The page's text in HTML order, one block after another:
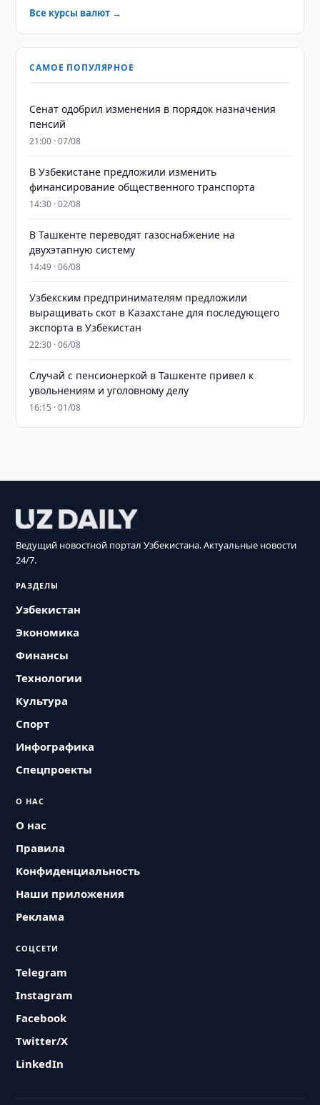
Все курсы валют →
САМОЕ ПОПУЛЯРНОЕ
Сенат одобрил изменения в порядок назначения
пенсий
21:00 · 07/08
В Узбекистане предложили изменить
финансирование общественного транспорта
14:30 · 02/08
В Ташкенте переводят газоснабжение на
двухэтапную систему
14:49 · 06/08
Узбекским предпринимателям предложили
выращивать скот в Казахстане для последующего
экспорта в Узбекистан
22:30 · 06/08
Случай с пенсионеркой в Ташкенте привел к
увольнениям и уголовному делу
16:15 · 01/08
Ведущий новостной портал Узбекистана. Актуальные новости
24/7.
РАЗДЕЛЫ
Узбекистан
Экономика
Финансы
Технологии
Культура
Спорт
Инфографика
Спецпроекты
О НАС
О нас
Правила
Конфиденциальность
Наши приложения
Реклама
СОЦСЕТИ
Telegram
Instagram
Facebook
Twitter/X
LinkedIn